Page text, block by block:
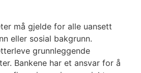
må gjelde for alle uansett
eller sosial bakgrunn.
grunnleggende
Bankene har et ansvar for å